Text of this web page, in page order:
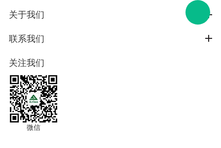
关于我们
联系我们
关注我们
微信